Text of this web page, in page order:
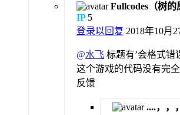
Fullcodes（树的
IP 5
登录以回复 2018年10月
@水飞 标题有’会格式错
这个游戏的代码没有完
反馈
....，，